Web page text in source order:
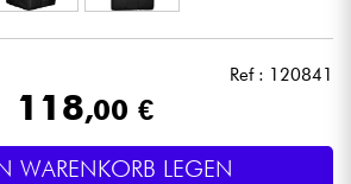
Ref : 120841
118,00 €
WARENKORB LEGEN